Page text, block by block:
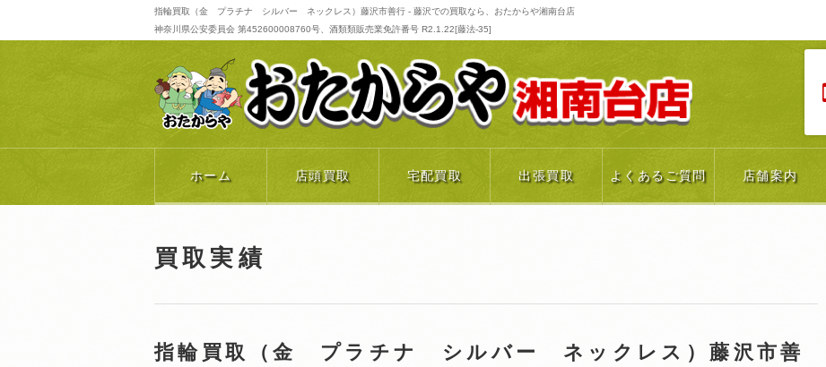
指輪買取（金 プラチナ シルバー ネックレス）藤沢市善行 - 藤沢での買取なら、おたからや湘南台店
神奈川県公安委員会 第452600008760号、酒類類販売業免許番号 R2.1.22[藤法-35]
ホーム 店頭買取 宅配買取 出張買取 よくあるご質問 店舗案内
買取実績
指輪買取（金 プラチナ シルバー ネックレス）藤沢市善